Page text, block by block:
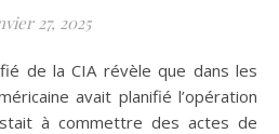
27, 2025
de la CIA révèle que dans les
avait planifié l’opération
à commettre des actes de